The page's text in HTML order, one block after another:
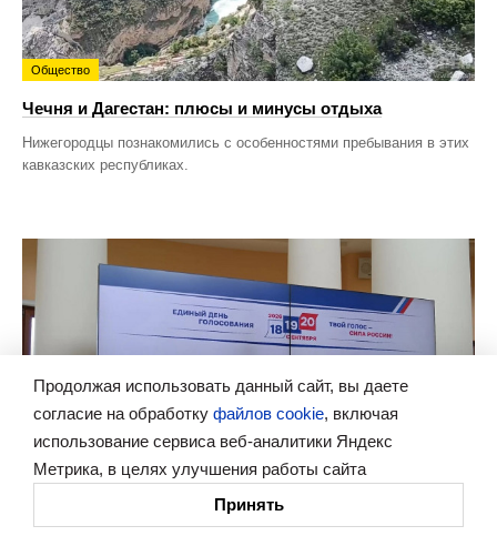
Общество
Чечня и Дагестан: плюсы и минусы отдыха
Нижегородцы познакомились с особенностями пребывания в этих
кавказских республиках.
Политика
Продолжая использовать данный сайт, вы даете
согласие на обработку файлов cookie, включая
использование сервиса веб-аналитики Яндекс
Метрика, в целях улучшения работы сайта
Принять